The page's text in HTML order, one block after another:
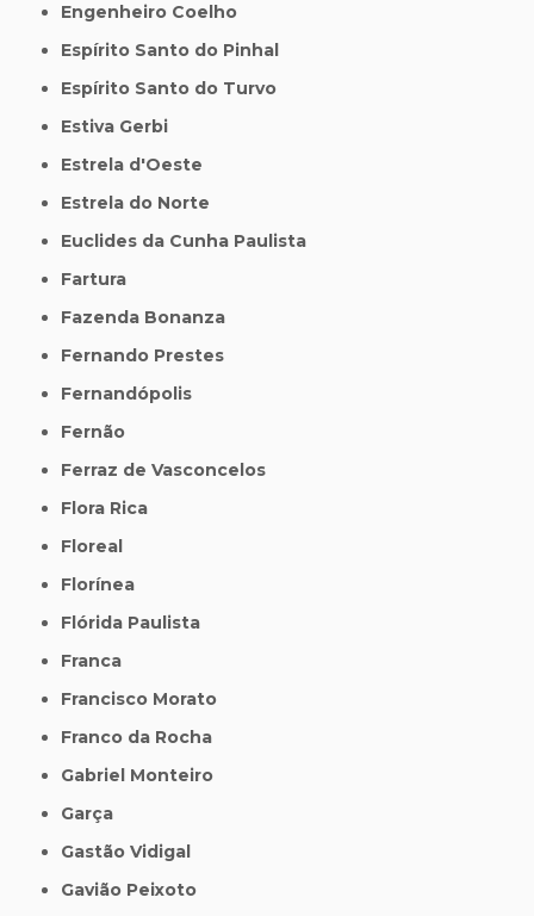
Engenheiro Coelho
Espírito Santo do Pinhal
Espírito Santo do Turvo
Estiva Gerbi
Estrela d'Oeste
Estrela do Norte
Euclides da Cunha Paulista
Fartura
Fazenda Bonanza
Fernando Prestes
Fernandópolis
Fernão
Ferraz de Vasconcelos
Flora Rica
Floreal
Florínea
Flórida Paulista
Franca
Francisco Morato
Franco da Rocha
Gabriel Monteiro
Garça
Gastão Vidigal
Gavião Peixoto